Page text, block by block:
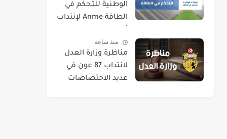
الوطنية للتحكم في
الطاقة Anme لإنتداب
مختلفة
منذ ساعة
مناظرة وزارة العدل
لانتداب 87 عون في
عديد الاختصاصات